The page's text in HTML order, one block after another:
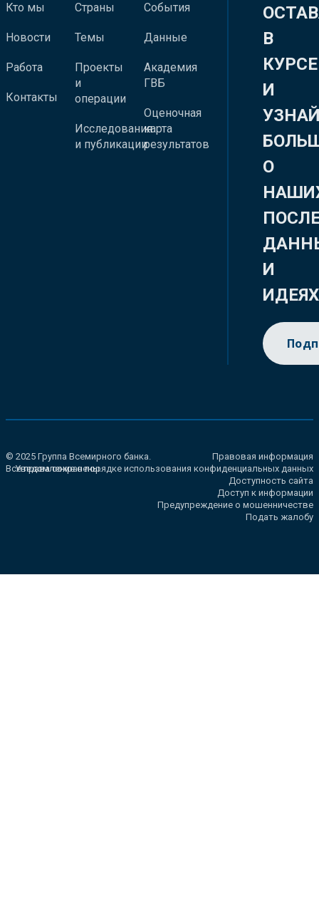
Кто мы
Новости
Работа
Контакты
Страны
Темы
Проекты
и
операции
Исследования
и публикации
События
Данные
Академия
ГВБ
Оценочная
карта
результатов
В
КУРСЕ
И
О
И
ИДЕЯХ
© 2025 Группа Всемирного банка.
Все права сохранены.
Правовая информация
Уведомление о порядке использования конфиденциальных данных
Доступность сайта
Доступ к информации
Предупреждение о мошенничестве
Подать жалобу